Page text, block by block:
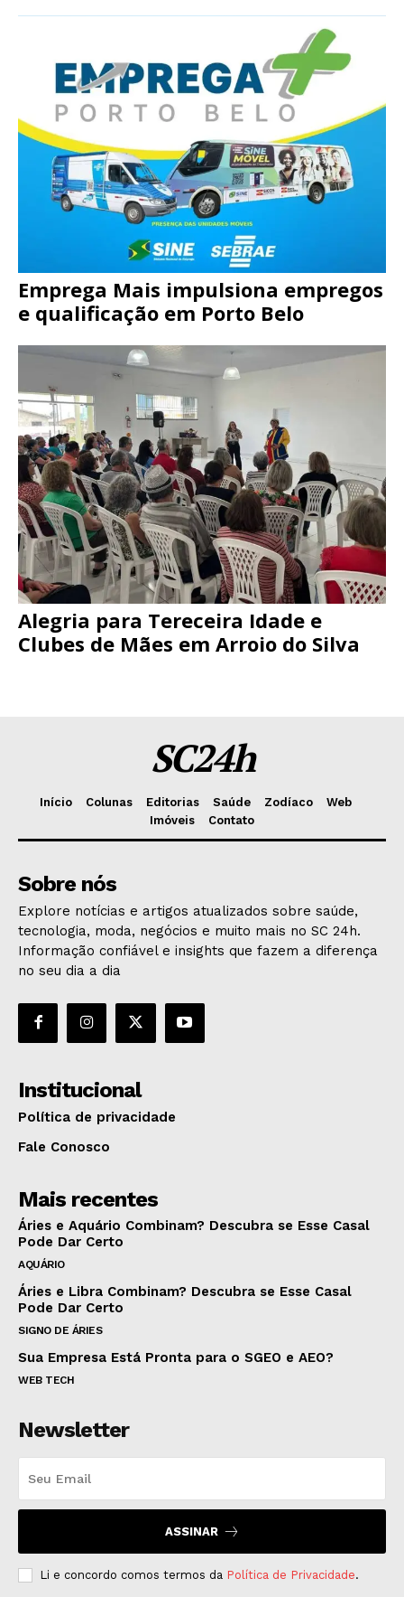
Emprega Mais impulsiona empregos
e qualificação em Porto Belo
Alegria para Tereceira Idade e
Clubes de Mães em Arroio do Silva
SC24h
Início Colunas Editorias Saúde Zodíaco
Web
Imóveis
Contato
Sobre nós
Explore notícias e artigos atualizados sobre saúde,
tecnologia, moda, negócios e muito mais no SC 24h.
Informação confiável e insights que fazem a diferença
no seu dia a dia
Institucional
Política de privacidade
Fale Conosco
Mais recentes
Áries e Aquário Combinam? Descubra se Esse Casal
Pode Dar Certo
AQUÁRIO
Áries e Libra Combinam? Descubra se Esse Casal
Pode Dar Certo
SIGNO DE ÁRIES
Sua Empresa Está Pronta para o SGEO e AEO?
WEB TECH
Newsletter
ASSINAR
Li e concordo comos termos da Política de Privacidade.